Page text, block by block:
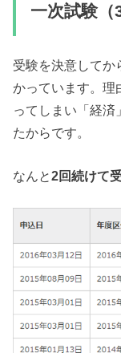
一次試験（
受験を決意してか
かっています。理
ってしまい「経済
たからです。
なんと2回続けて